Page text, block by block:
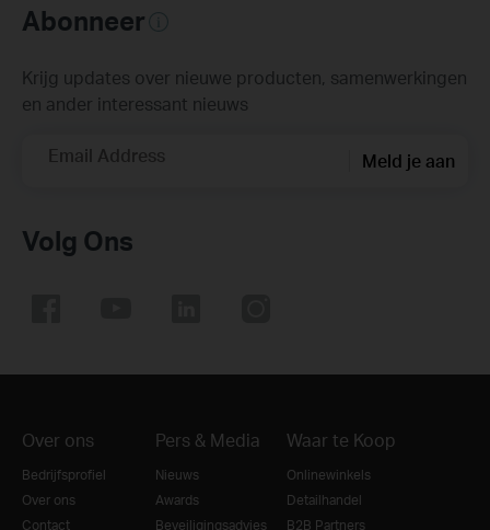
Abonneer
Krijg updates over nieuwe producten, samenwerkingen
en ander interessant nieuws
Email Address Meld je aan
Volg Ons
Over ons
Bedrijfsprofiel
Over ons
Contact
Pers & Media
Nieuws
Awards
Beveiligingsadvies
Waar te Koop
Onlinewinkels
Detailhandel
B2B Partners